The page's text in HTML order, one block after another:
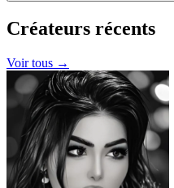
Créateurs récents
Voir tous →